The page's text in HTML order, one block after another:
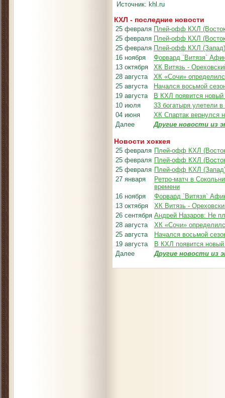
Источник: khl.ru
КХЛ - последние новости
25 февраля Плей-офф КХЛ
25 февраля Плей-офф КХЛ
25 февраля Плей-офф КХЛ (Запад)
16 ноября
Форвард `Витязя`
13 октября
ХК Витязь -
28 августа
ХК «Сочи»
25 августа
Начался восьмой
19 августа
В КХЛ появится новый
10 июля
33 богатыря улетели
04 июня
ХК Спартак вернулся
Далее
Другие новости из
Новости хоккея
25 февраля Плей-офф КХЛ
25 февраля Плей-офф КХЛ
25 февраля Плей-офф КХЛ
27 января
Ретро-матч в
времени
16 ноября
Форвард `Витязя`
13 октября
ХК Витязь -
26 сентября Андрей Назаров: Не
28 августа
ХК «Сочи»
25 августа
Начался восьмой
19 августа
В КХЛ появится
Далее
Другие новости из